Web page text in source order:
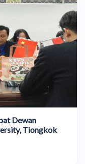
Dewan
Tiongkok